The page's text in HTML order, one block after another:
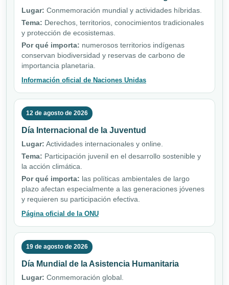
Lugar: Conmemoración mundial y actividades híbridas.
Tema: Derechos, territorios, conocimientos tradicionales
y protección de ecosistemas.
Por qué importa: numerosos territorios indígenas
conservan biodiversidad y reservas de carbono de
importancia planetaria.
Información oficial de Naciones Unidas
12 de agosto de 2026
Día Internacional de la Juventud
Lugar: Actividades internacionales y online.
Tema: Participación juvenil en el desarrollo sostenible y
la acción climática.
Por qué importa: las políticas ambientales de largo
plazo afectan especialmente a las generaciones jóvenes
y requieren su participación efectiva.
Página oficial de la ONU
19 de agosto de 2026
Día Mundial de la Asistencia Humanitaria
Lugar: Conmemoración global.